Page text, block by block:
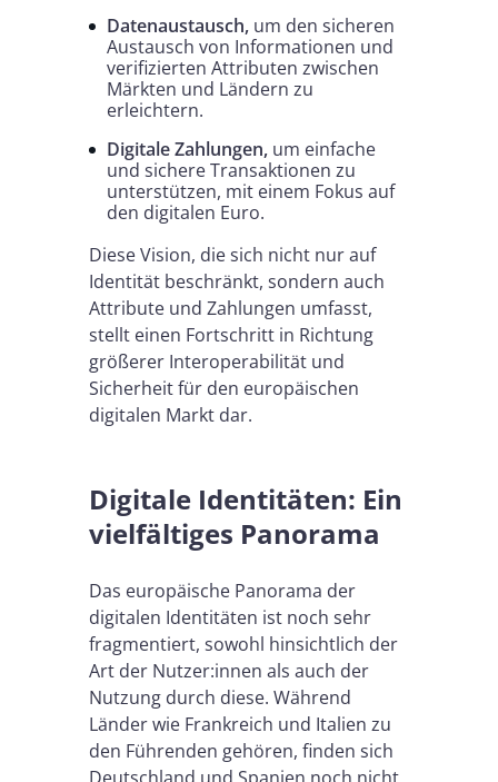
Datenaustausch, um den sicheren
Austausch von Informationen und
verifizierten Attributen zwischen
Märkten und Ländern zu
erleichtern.
Digitale Zahlungen, um einfache
und sichere Transaktionen zu
unterstützen, mit einem Fokus auf
den digitalen Euro.
Diese Vision, die sich nicht nur auf
Identität beschränkt, sondern auch
Attribute und Zahlungen umfasst,
stellt einen Fortschritt in Richtung
größerer Interoperabilität und
Sicherheit für den europäischen
digitalen Markt dar.
Digitale Identitäten: Ein
vielfältiges Panorama
Das europäische Panorama der
digitalen Identitäten ist noch sehr
fragmentiert, sowohl hinsichtlich der
Art der Nutzer:innen als auch der
Nutzung durch diese. Während
Länder wie Frankreich und Italien zu
den Führenden gehören, finden sich